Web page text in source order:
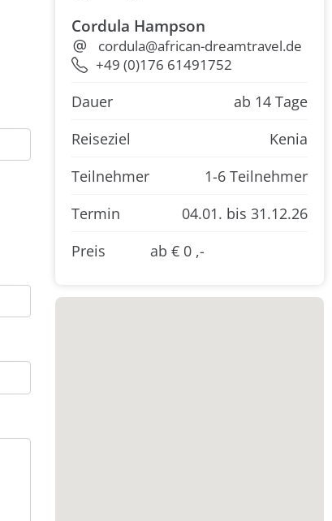
Cordula Hampson
cordula@african-dreamtravel.de
+49 (0)176 61491752
Dauer
Reiseziel
Teilnehmer
Termin
Preis
ab 14 Tage
Kenia
1-6 Teilnehmer
04.01. bis 31.12.26
ab € 0 ,-